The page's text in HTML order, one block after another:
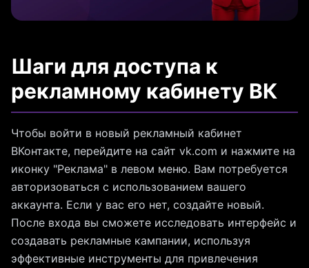
Шаги для доступа к
рекламному кабинету ВК
Чтобы войти в новый рекламный кабинет
ВКонтакте, перейдите на сайт vk.com и нажмите на
иконку "Реклама" в левом меню. Вам потребуется
авторизоваться с использованием вашего
аккаунта. Если у вас его нет, создайте новый.
После входа вы сможете исследовать интерфейс и
создавать рекламные кампании, используя
эффективные инструменты для привлечения